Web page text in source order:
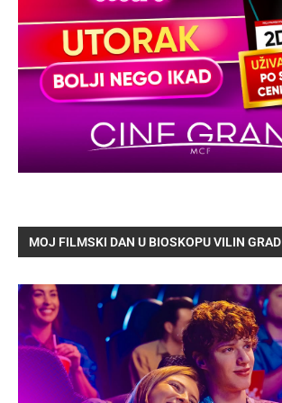
MOJ FILMSKI DAN U BIOSKOPU VILIN GRAD